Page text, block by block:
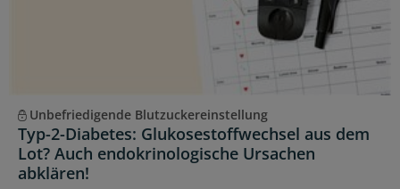
Unbefriedigende Blutzuckereinstellung
Typ-2-Diabetes: Glukosestoffwechsel aus dem
Lot? Auch endokrinologische Ursachen
abklären!